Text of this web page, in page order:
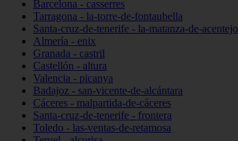
Barcelona - casserres
Tarragona - la-torre-de-fontaubella
Santa-cruz-de-tenerife - la-matanza-de-acentejo
Almería - enix
Granada - castril
Castellón - altura
Valencia - picanya
Badajoz - san-vicente-de-alcántara
Cáceres - malpartida-de-cáceres
Santa-cruz-de-tenerife - frontera
Toledo - las-ventas-de-retamosa